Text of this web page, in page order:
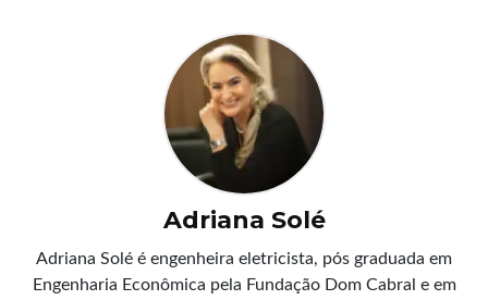
Adriana Solé
Adriana Solé é engenheira eletricista, pós graduada em
Engenharia Econômica pela Fundação Dom Cabral e em